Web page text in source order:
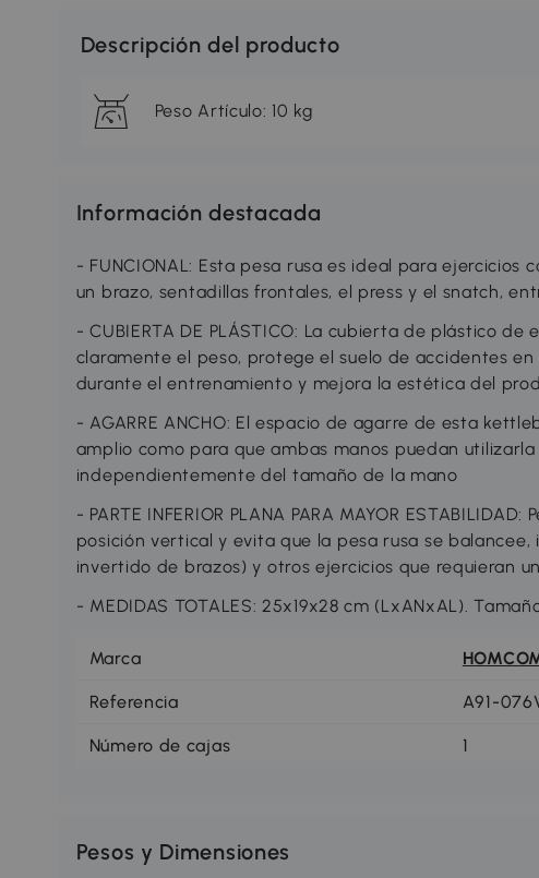
Descripción del producto
Peso Artículo: 10 kg
Información destacada
- FUNCIONAL: Esta pesa rusa es ideal para ejercicios
un brazo, sentadillas frontales, el press y el snatch,
- CUBIERTA DE PLÁSTICO: La cubierta de plástico de
claramente el peso, protege el suelo de accidentes
durante el entrenamiento y mejora la estética del
- AGARRE ANCHO: El espacio de agarre de esta
amplio como para que ambas manos puedan
independientemente del tamaño de la mano
- PARTE INFERIOR PLANA PARA MAYOR
posición vertical y evita que la pesa rusa se
invertido de brazos) y otros ejercicios que requieran
- MEDIDAS TOTALES: 25x19x28 cm (LxANxAL).
Marca
Referencia A91-
Número de cajas 1
Pesos y Dimensiones